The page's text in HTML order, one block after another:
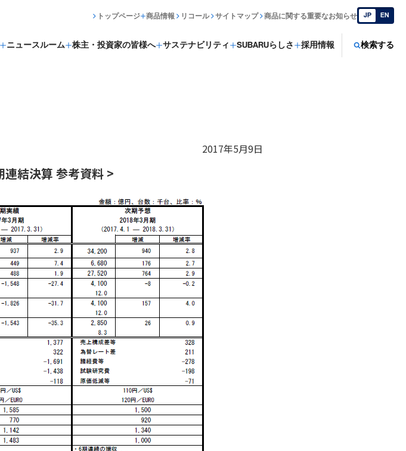
ニュースルーム 株主・投資家の皆様へ サステナビリティ SUBARUらしさ 採用情報 検索する
トップページ 商品情報 リコール サイトマップ 商品に関する重要なお知らせ JP EN
2017年5月9日
結決算 参考資料 >